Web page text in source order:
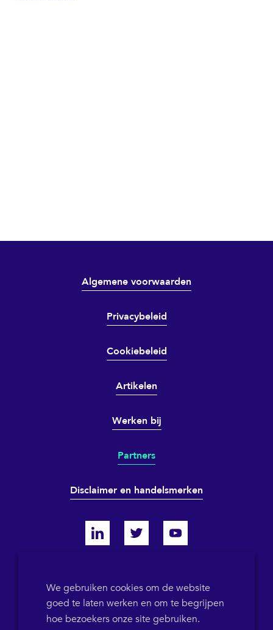
Algemene voorwaarden
Privacybeleid
Cookiebeleid
Artikelen
Werken bij
Partners
Disclaimer en handelsmerken
BTW-ID NL855786358B01
POB 1546
+31(0)36 5367573
We gebruiken cookies om de website
goed te laten werken en om te begrijpen
hoe bezoekers onze site gebruiken.